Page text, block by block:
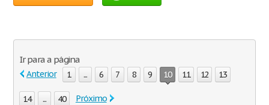
Ir para a página
Anterior 1 ... 6 7 8 9 10 11 12 13
14 ... 40 Próximo